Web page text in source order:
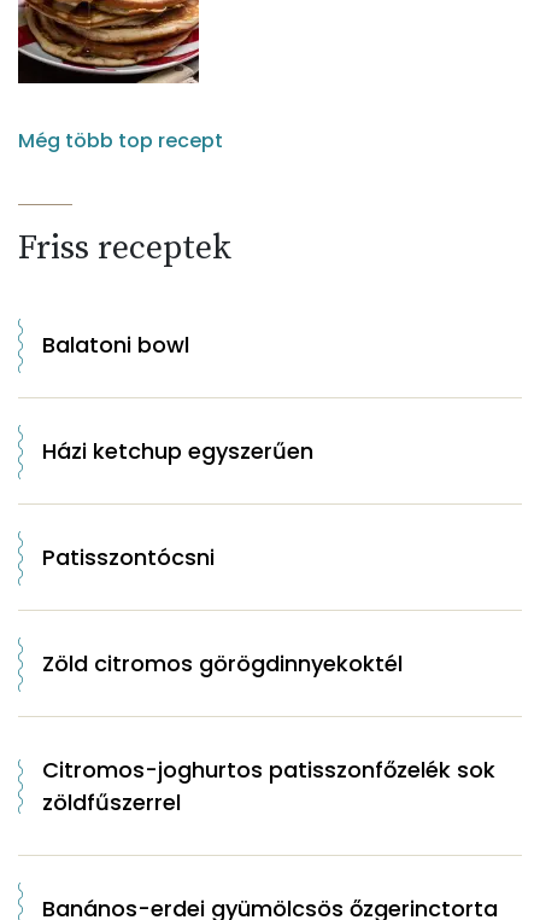
Még több top recept
Friss receptek
Balatoni bowl
Házi ketchup egyszerűen
Patisszontócsni
Zöld citromos görögdinnyekoktél
Citromos-joghurtos patisszonfőzelék sok
zöldfűszerrel
Banános-erdei gyümölcsös őzgerinctorta